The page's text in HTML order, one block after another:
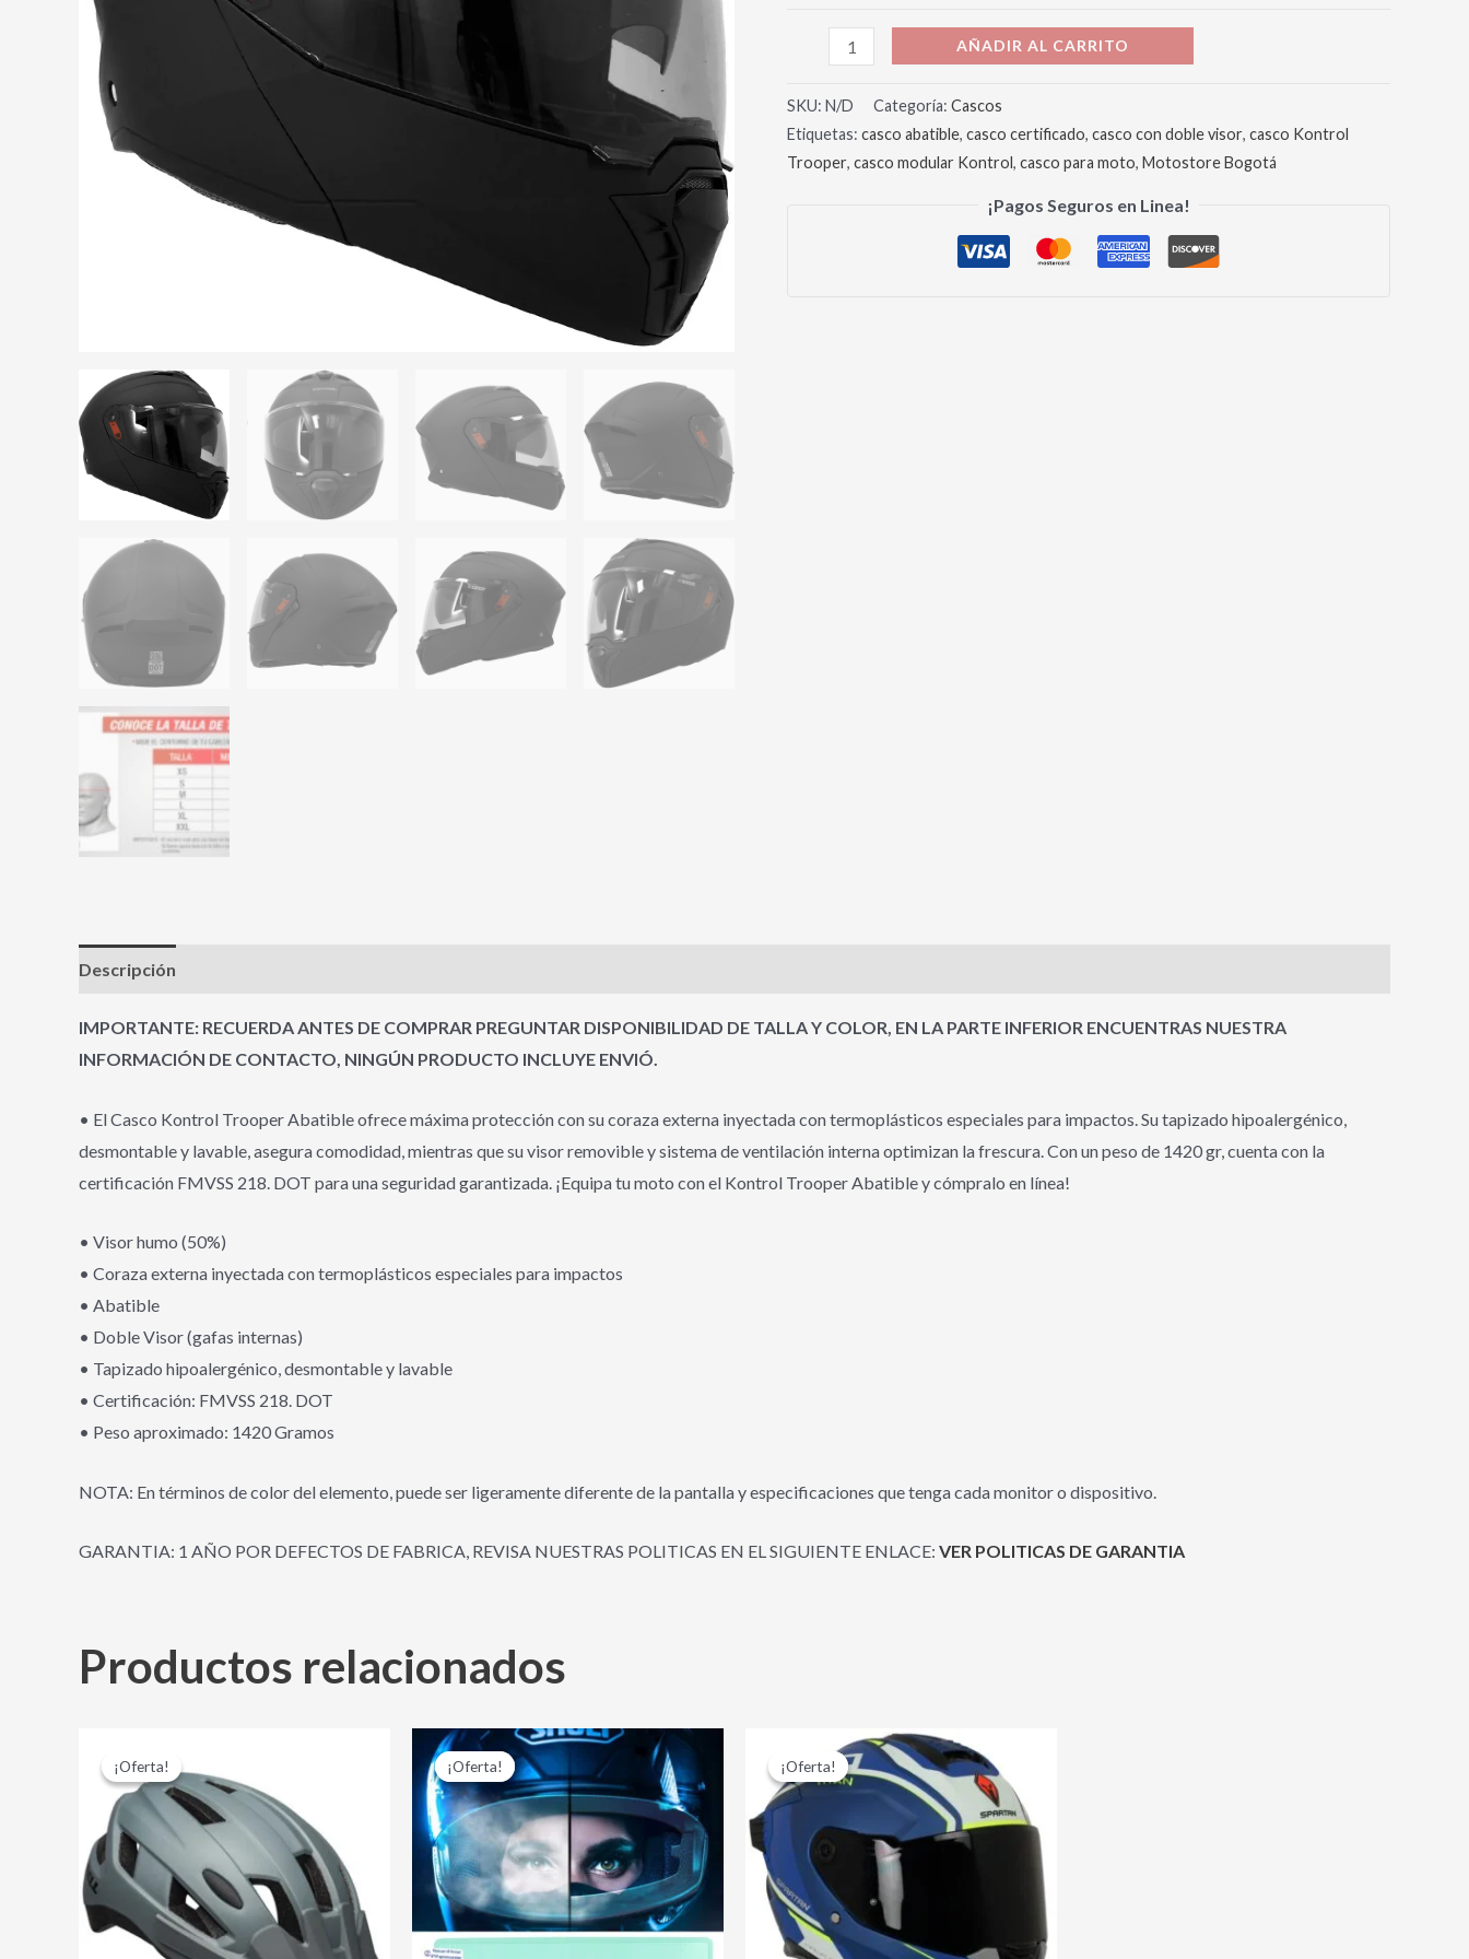
AÑADIR AL CARRITO
SKU: N/D Categoría: Cascos
Etiquetas: casco abatible, casco certificado, casco con doble visor, casco Kontrol
Trooper, casco modular Kontrol, casco para moto, Motostore Bogotá
¡Pagos Seguros en Linea!
Descripción
IMPORTANTE: RECUERDA ANTES DE COMPRAR PREGUNTAR DISPONIBILIDAD DE TALLA Y COLOR, EN LA PARTE INFERIOR ENCUENTRAS NUESTRA
INFORMACIÓN DE CONTACTO, NINGÚN PRODUCTO INCLUYE ENVIÓ.
• El Casco Kontrol Trooper Abatible ofrece máxima protección con su coraza externa inyectada con termoplásticos especiales para impactos. Su tapizado hipoalergénico,
desmontable y lavable, asegura comodidad, mientras que su visor removible y sistema de ventilación interna optimizan la frescura. Con un peso de 1420 gr, cuenta con la
certificación FMVSS 218. DOT para una seguridad garantizada. ¡Equipa tu moto con el Kontrol Trooper Abatible y cómpralo en línea!
• Visor humo (50%)
• Coraza externa inyectada con termoplásticos especiales para impactos
• Abatible
• Doble Visor (gafas internas)
• Tapizado hipoalergénico, desmontable y lavable
• Certificación: FMVSS 218. DOT
• Peso aproximado: 1420 Gramos
NOTA: En términos de color del elemento, puede ser ligeramente diferente de la pantalla y especificaciones que tenga cada monitor o dispositivo.
GARANTIA: 1 AÑO POR DEFECTOS DE FABRICA, REVISA NUESTRAS POLITICAS EN EL SIGUIENTE ENLACE: VER POLITICAS DE GARANTIA
Productos relacionados
¡Oferta!
¡Oferta!
original
era:
$ 135,000.00.
es:
$ 110,000.00.
Las
opciones
¡Oferta!
¡Oferta!
precio
original
era:
$ 16,000.00.
El
actual
es:
$ 12,000.00.
¡Oferta!
¡Oferta!
precio
original
El
precio
actual
es:
$ 440,000.00.tiene
múltiples
variantes.
opciones